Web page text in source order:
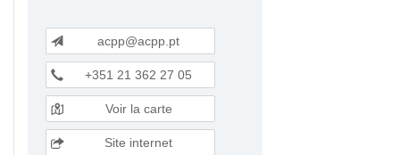
acpp@acpp.pt
+351 21 362 27 05
Voir la carte
Site internet